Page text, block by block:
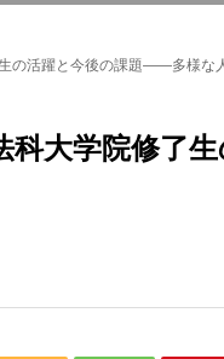
の活躍と今後の課題――多様な
科大学院修了